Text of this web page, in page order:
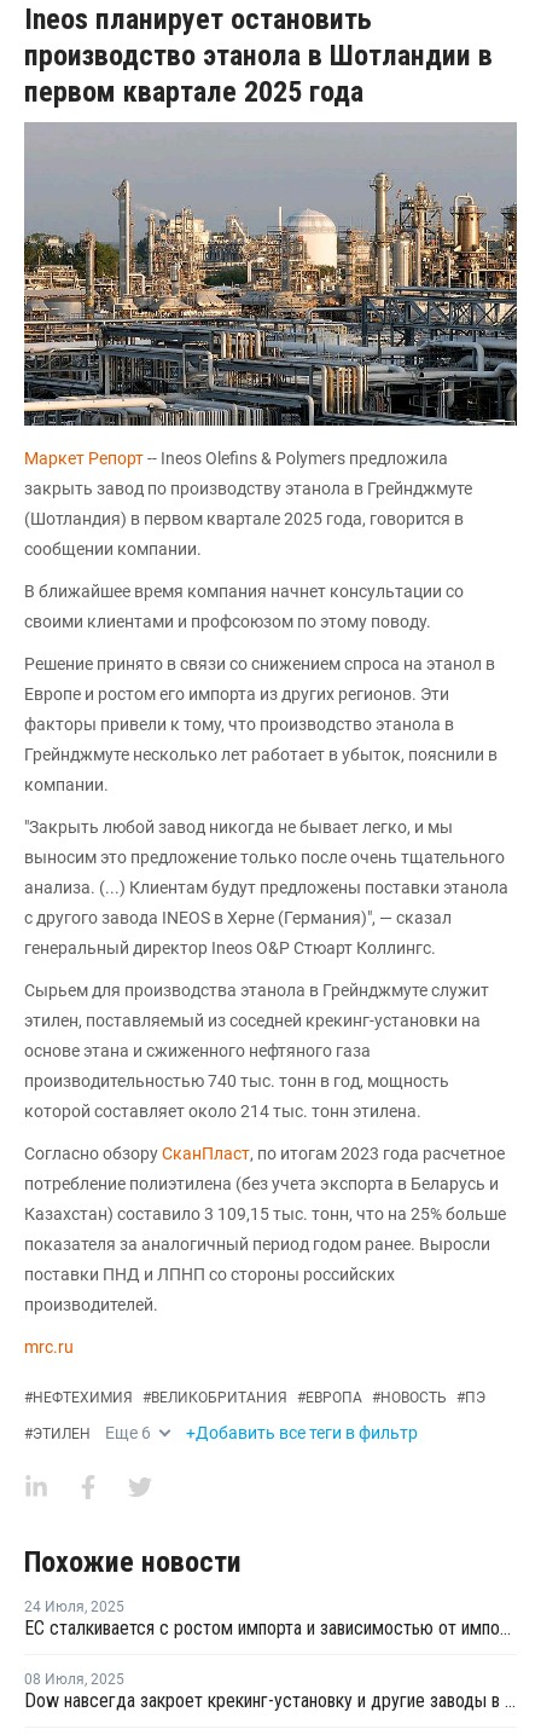
Ineos планирует остановить
производство этанола в Шотландии в
первом квартале 2025 года
Маркет Репорт-- Ineos Olefins & Polymers предложила
закрыть завод по производству этанола в Грейнджмуте
(Шотландия) в первом квартале 2025 года, говорится в
сообщении компании.
В ближайшее время компания начнет консультации со
своими клиентами и профсоюзом по этому поводу.
Решение принято в связи со снижением спроса на этанол в
Европе и ростом его импорта из других регионов. Эти
факторы привели к тому, что производство этанола в
Грейнджмуте несколько лет работает в убыток, пояснили в
компании.
"Закрыть любой завод никогда не бывает легко, и мы
выносим это предложение только после очень тщательного
анализа. (...) Клиентам будут предложены поставки этанола
с другого завода INEOS в Херне (Германия)", — сказал
генеральный директор Ineos O&P Стюарт Коллингс.
Сырьем для производства этанола в Грейнджмуте служит
этилен, поставляемый из соседней крекинг-установки на
основе этана и сжиженного нефтяного газа
производительностью 740 тыс. тонн в год, мощность
которой составляет около 214 тыс. тонн этилена.
Согласно обзоруСканПласт, по итогам 2023 года расчетное
потребление полиэтилена (без учета экспорта в Беларусь и
Казахстан) составило 3 109,15 тыс. тонн, что на 25% больше
показателя за аналогичный период годом ранее. Выросли
поставки ПНД и ЛПНП со стороны российских
производителей.
mrc.ru
#НЕФТЕХИМИЯ #ВЕЛИКОБРИТАНИЯ #ЕВРОПА #НОВОСТЬ #ПЭ
#ЭТИЛЕН Еще 6 +Добавить все теги в фильтр
Похожие новости
24 Июля, 2025
ЕС сталкивается с ростом импорта и зависимостью от импортных химикатов
08 Июля, 2025
Dow навсегда закроет крекинг-установку и другие заводы в Германии и Великобритании